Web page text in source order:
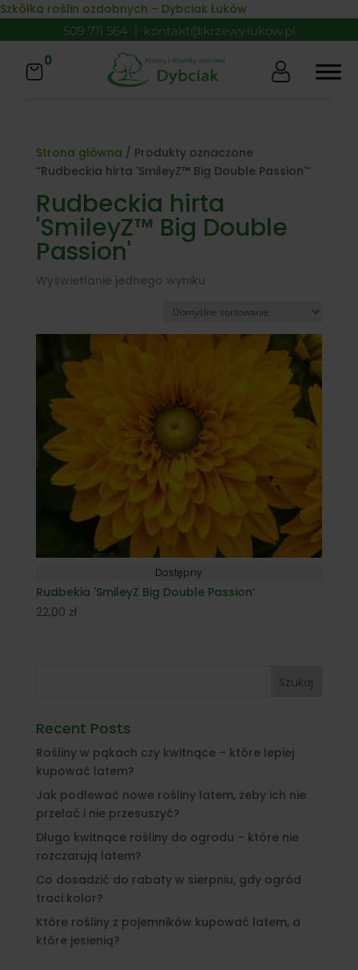
Skip to content
Szkółka roślin ozdobnych – Dybciak Łuków
509 711 564 | kontakt@krzewy.lukow.pl
0
Strona główna / Produkty oznaczone
“Rudbeckia hirta 'SmileyZ™ Big Double Passion'”
Rudbeckia hirta
'SmileyZ™ Big Double
Passion'
Wyświetlanie jednego wyniku
Dostępny
Rudbekia 'SmileyZ Big Double Passion’
22,00 zł
Szukaj
Recent Posts
Rośliny w pąkach czy kwitnące – które lepiej
kupować latem?
Jak podlewać nowe rośliny latem, żeby ich nie
przelać i nie przesuszyć?
Długo kwitnące rośliny do ogrodu – które nie
rozczarują latem?
Co dosadzić do rabaty w sierpniu, gdy ogród
traci kolor?
Które rośliny z pojemników kupować latem, a
które jesienią?